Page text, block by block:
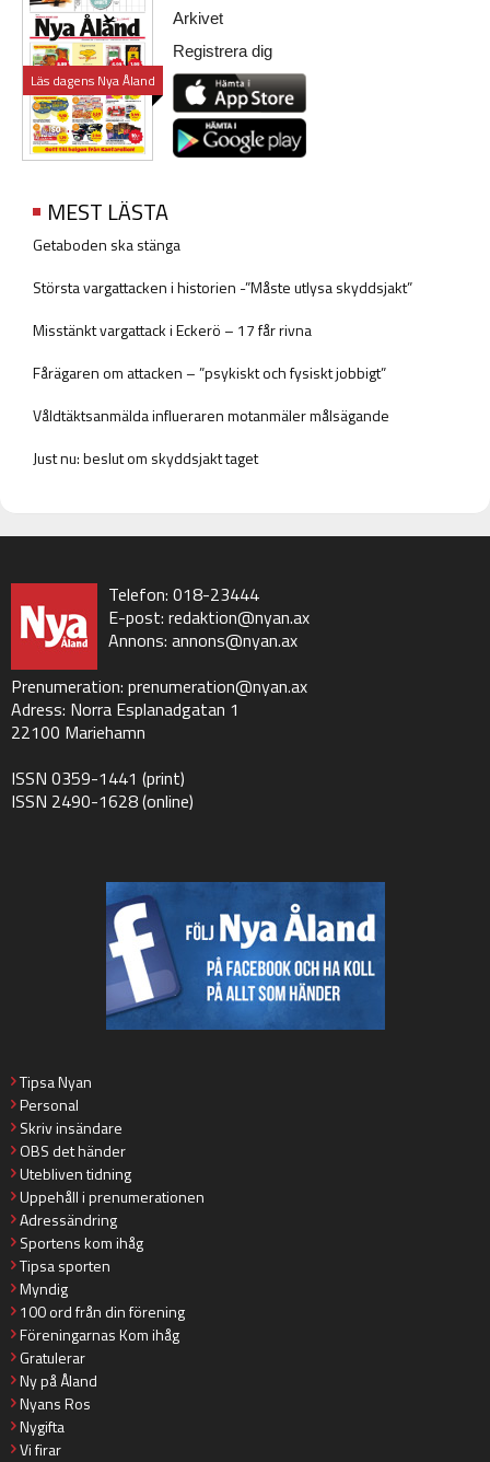
Läs dagens Nya Åland
Arkivet
Registrera dig
MEST LÄSTA
Getaboden ska stänga
Största vargattacken i historien -”Måste utlysa skyddsjakt”
Misstänkt vargattack i Eckerö – 17 får rivna
Fårägaren om attacken – ”psykiskt och fysiskt jobbigt”
Våldtäktsanmälda influeraren motanmäler målsägande
Just nu: beslut om skyddsjakt taget
Telefon: 018-23444
E-post: redaktion@nyan.ax
Annons: annons@nyan.ax
Prenumeration: prenumeration@nyan.ax
Adress: Norra Esplanadgatan 1
22100 Mariehamn
ISSN 0359-1441 (print)
ISSN 2490-1628 (online)
Tipsa Nyan
Personal
Skriv insändare
OBS det händer
Utebliven tidning
Uppehåll i prenumerationen
Adressändring
Sportens kom ihåg
Tipsa sporten
Myndig
100 ord från din förening
Föreningarnas Kom ihåg
Gratulerar
Ny på Åland
Nyans Ros
Nygifta
Vi firar